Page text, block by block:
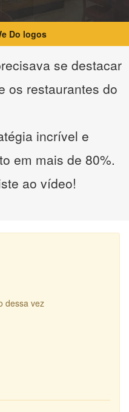
Do logos
se destacar
os restaurantes do
incrível e
em mais de 80%.
ao vídeo!
dessa vez